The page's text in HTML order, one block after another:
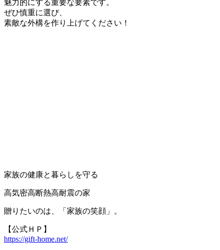
魅力的にする重要な要素です。
ぜひ慎重に選び、
素敵な外構を作り上げてください！
家族の健康と暮らしを守る
高気密高断熱高耐震の家
贈りたいのは、「家族の笑顔」。
【公式ＨＰ】
https://gift-home.net/